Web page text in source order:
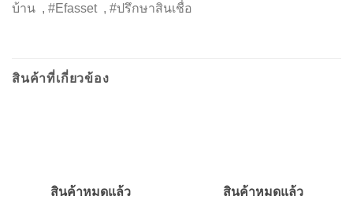
บ้าน , #Efasset , #ปรึกษาสินเชื่อ
สินค้าที่เกี่ยวข้อง
สินค้าหมดแล้ว สินค้าหมดแล้ว